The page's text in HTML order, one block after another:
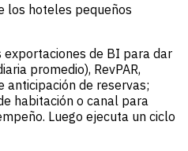
los hoteles pequeños
exportaciones de BI para dar
promedio), RevPAR,
anticipación de reservas;
habitación o canal para
Luego ejecuta un ciclo